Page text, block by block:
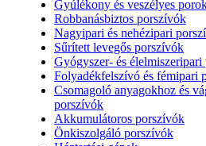
Gyúlékony és veszélyes
Robbanásbiztos porszívók
Nagyipari és nehézipari
Sűrített levegős porszívók
Gyógyszer- és
Folyadékfelszívó és fémipari
Csomagoló anyagokhoz és
porszívók
Akkumulátoros porszívók
Önkiszolgáló porszívók